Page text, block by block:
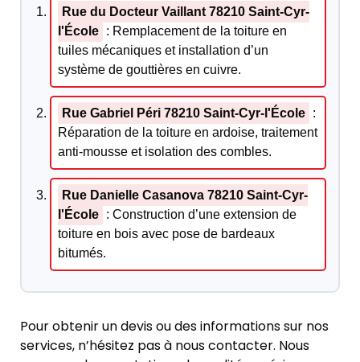
Rue du Docteur Vaillant 78210 Saint-Cyr-
l'École : Remplacement de la toiture en
tuiles mécaniques et installation d’un
système de gouttières en cuivre.
Rue Gabriel Péri 78210 Saint-Cyr-l'École :
Réparation de la toiture en ardoise, traitement
anti-mousse et isolation des combles.
Rue Danielle Casanova 78210 Saint-Cyr-
l'École : Construction d’une extension de
toiture en bois avec pose de bardeaux
bitumés.
Pour obtenir un devis ou des informations sur nos
services, n’hésitez pas à nous contacter. Nous